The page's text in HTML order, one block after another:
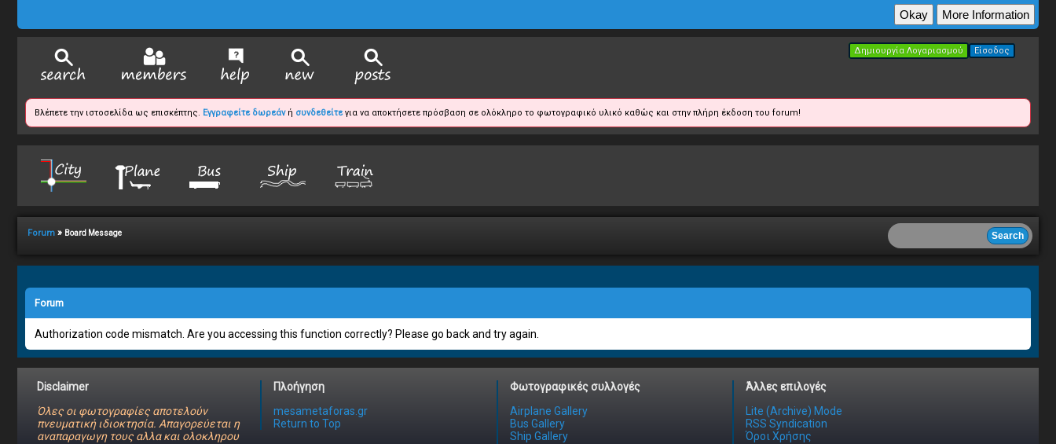
Δημιουργία Λογαριασμού Είσοδος
Βλέπετε την ιστοσελίδα ως επισκέπτης. Εγγραφείτε δωρεάνή συνδεθείτεγια να αποκτήσετε πρόσβαση σε ολόκληρο το φωτογραφικό υλικό καθώς και στην πλήρη έκδοση του forum!
Forum » Board Message
Forum
Authorization code mismatch. Are you accessing this function correctly? Please go back and try again.
Disclaimer
Όλες οι φωτογραφίες αποτελούν
πνευματική ιδιοκτησία. Απαγορεύεται η
αναπαραγωγη τους αλλα και ολοκληρου
Πλοήγηση
mesametaforas.gr
Return to Top
Φωτογραφικές συλλογές
Airplane Gallery
Bus Gallery
Ship Gallery
Άλλες επιλογές
Lite (Archive) Mode
RSS Syndication
Όροι Χρήσης